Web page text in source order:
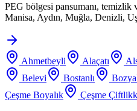
PEG bölgesi pansumanı,
Manisa, Aydın, Muğla, Denizli,
Ahmetbeyli Alaçatı
Belevi
Bostanlı
Çeşme Boyalık
Çeşme